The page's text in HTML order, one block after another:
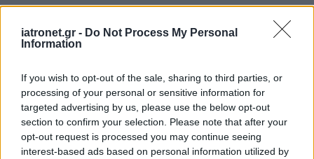
iatronet.gr - Do Not Process My Personal
Information
If you wish to opt-out of the sale, sharing to third parties, or
processing of your personal or sensitive information for
targeted advertising by us, please use the below opt-out
section to confirm your selection. Please note that after your
opt-out request is processed you may continue seeing
interest-based ads based on personal information utilized by